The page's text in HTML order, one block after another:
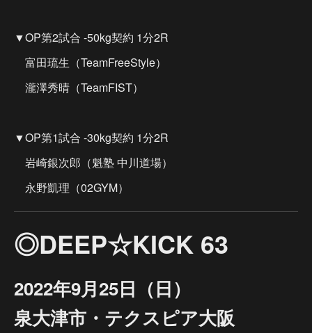
▼OP第2試合 -50kg契約 1分2R
富田琉生（TeamFreeStyle）
瀧澤秀晴（TeamFIST）
▼OP第1試合 -30kg契約 1分2R
岩崎銀次郎（魁塾 中川道場）
永野凱理（02GYM）
◎DEEP☆KICK 63
2022年9月25日（日）
泉大津市・テクスピア大阪